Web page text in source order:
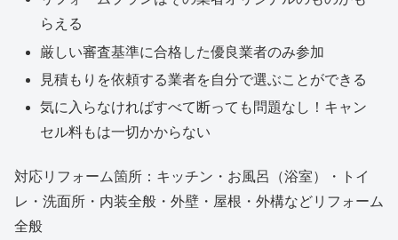
らえる
厳しい審査基準に合格した優良業者のみ参加
見積もりを依頼する業者を自分で選ぶことができる
気に入らなければすべて断っても問題なし！キャン
セル料もは一切かからない
対応リフォーム箇所：キッチン・お風呂（浴室）・トイ
レ・洗面所・内装全般・外壁・屋根・外構などリフォーム
全般